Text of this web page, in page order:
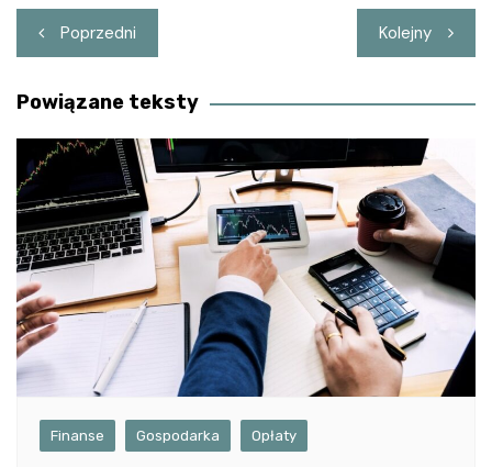
Nawigacja
wpisu
Poprzedni Kolejny
Powiązane teksty
Finanse Gospodarka Opłaty